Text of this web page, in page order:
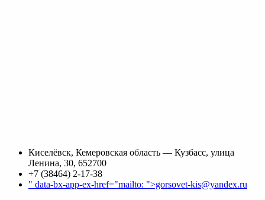
Киселёвск, Кемеровская область — Кузбасс, улица
Ленина, 30, 652700
+7 (38464) 2-17-38
" data-bx-app-ex-href="mailto: ">gorsovet-kis@yandex.ru